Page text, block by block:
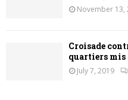
November 13,
Croisade
quartiers mis
July 7, 2019